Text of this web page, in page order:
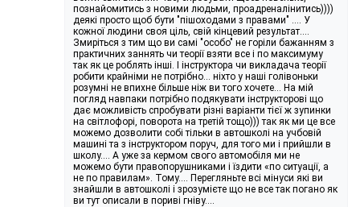
познайомитись з новими людьми, проадреналінитись))))
деякі просто щоб бути "пішоходами з правами" .... У
кожної людини своя ціль, свій кінцевий результат....
Змиріться з тим що ви самі "особо" не горіли бажанням з
практичних заннять чи теорії взяти все і по максимуму
так як це роблять інші. І інструктора чи викладача теорії
робити крайніми не потрібно... ніхто у наші голівоньки
розумні не впихне більше ніж ви того хочете... На мій
погляд навпаки потрібно подякувати інструкторові що
дає можливість спробувати різні варіанти тієї ж зупинки
на світлофорі, поворота на третій тощо))) так як ми це все
можемо дозволити собі тільки в автошколі на учбовій
машині та з інструктором поруч, для того ми і прийшли в
школу…. А уже за кермом свого автомобіля ми не
можемо бути правопорушниками і їздити «по ситуації, а
не по правилам». Тому…. Перегляньте всі мінуси які ви
знайшли в автошколі і зрозумієте що не все так погано як
ви тут описали в пориві гніву….